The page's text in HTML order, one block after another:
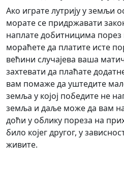
Ако играте лутрију у земљи
морате се придржавати
наплате добитницима порез
мораћете да платите исте
већини случајева ваша
захтевати да плаћате
вам помаже да уштедите
земља у којој победите не
земља и даље може да вам
доћи у облику пореза на
било којег другог, у
живите.